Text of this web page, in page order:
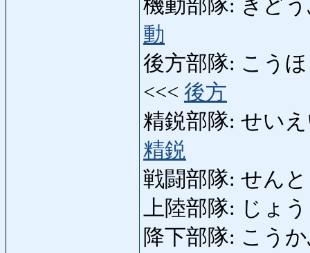
機動部隊: きど
動
後方部隊: こうほ
<<< 後方
精鋭部隊: せいえ
精鋭
戦闘部隊: せん
上陸部隊: じょ
降下部隊: こうか